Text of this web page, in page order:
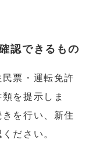
認できるもの
票・運転免許
を提示しま
を行い、新住
ださい。